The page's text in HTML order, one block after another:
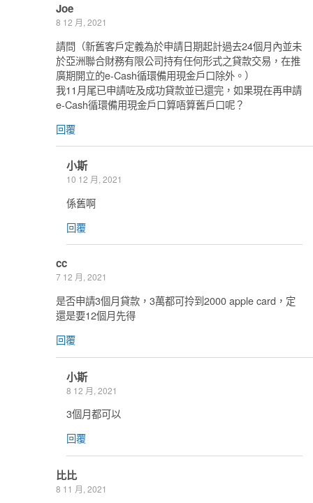
Joe
8 12 月, 2021
請問（新舊客戶定義為於申請日期起計過去24個月內並未
於亞洲聯合財務有限公司持有任何形式之貸款交易，在推
廣期開立的e-Cash循環備用現金戶口除外。）
我11月尾已申請咗及成功貸款並已還完，如果現在再申請
e-Cash循環備用現金戶口算唔算舊戶口呢？
回覆
小斯
10 12 月, 2021
係舊啊
回覆
cc
7 12 月, 2021
是否申請3個月貸款，3萬都可拎到2000 apple card，定
還是要12個月先得
回覆
小斯
8 12 月, 2021
3個月都可以
回覆
比比
8 11 月, 2021